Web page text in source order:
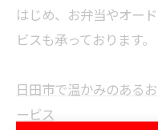
はじめ、お弁当やオー
ビスも承っております。
日田市で温かみのある
ービス